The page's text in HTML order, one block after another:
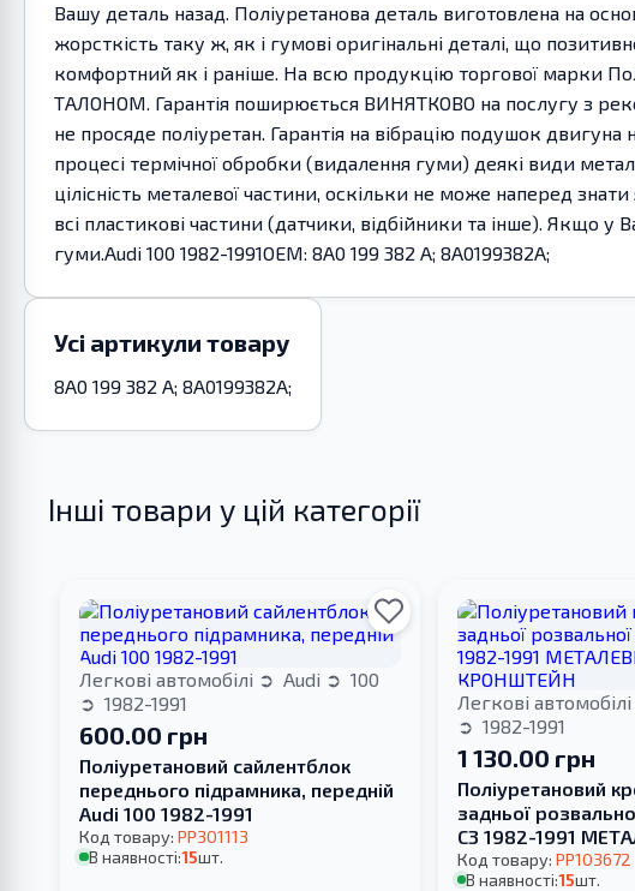
Вашу деталь назад. Поліуретанова деталь виготовлена на
жорсткість таку ж, як і гумові оригінальні деталі, що
комфортний як і раніше. На всю продукцію торгової марки
ТАЛОНОМ. Гарантія поширюється ВИНЯТКОВО на послугу з
не просяде поліуретан. Гарантія на вібрацію подушок
процесі термічної обробки (видалення гуми) деякі види
цілісність металевої частини, оскільки не може наперед
всі пластикові частини (датчики, відбійники та інше). Якщо
гуми.Audi 100 1982-1991OEM: 8A0 199 382 A; 8A0199382A;
Усі артикули товару
8A0 199 382 A; 8A0199382A;
Інші товари у цій категорії
Легкові автомобілі Audi
100
1982-1991
600.00 грн
Поліуретановий сайлентблок
переднього підрамника, передній
Audi 100 1982-1991
Код товару:PP301113
В наявності:15шт.
Легкові автомобілі
1982-1991
1 130.00 грн
Поліуретановий
задньої
С3 1982-1991
КРОНШТЕЙН
Код товару: PP103672
В наявності:15шт.